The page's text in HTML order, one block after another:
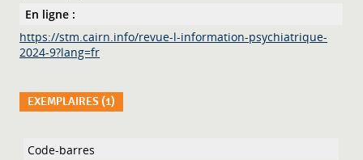
En ligne :
https://stm.cairn.info/revue-l-information-psychiatrique-
2024-9?lang=fr
EXEMPLAIRES (1)
Liste des exemplaires